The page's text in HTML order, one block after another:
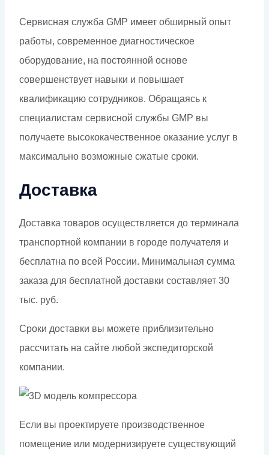
Сервисная служба GMP имеет обширный опыт
работы, современное диагностическое
оборудование, на постоянной основе
совершенствует навыки и повышает
квалификацию сотрудников. Обращаясь к
специалистам сервисной службы GMP вы
получаете высококачественное оказание услуг в
максимально возможные сжатые сроки.
Доставка
Доставка товаров осуществляется до терминала
транспортной компании в городе получателя и
бесплатна по всей России. Минимальная сумма
заказа для бесплатной доставки составляет 30
тыс. руб.
Сроки доставки вы можете приблизительно
рассчитать на сайте любой экспедиторской
компании.
Если вы проектируете производственное
помещение или модернизируете существующий